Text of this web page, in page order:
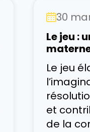
charge
ainsi de
30
Le jeu :
Le jeu
et
de la